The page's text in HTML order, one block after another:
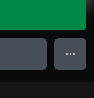
● ● ●